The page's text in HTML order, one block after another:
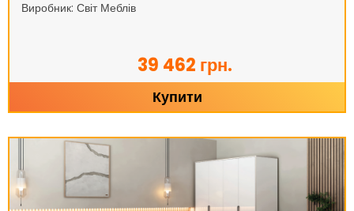
Виробник: Світ Меблів
39 462 грн.
Купити